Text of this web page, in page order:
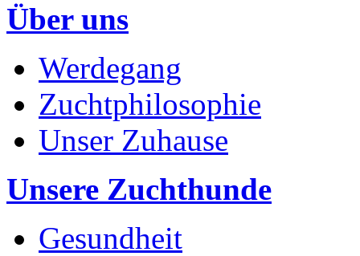
Über uns
Werdegang
Zuchtphilosophie
Unser Zuhause
Unsere Zuchthunde
Gesundheit